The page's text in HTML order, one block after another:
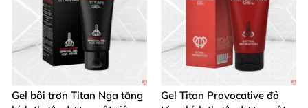
Gel bôi trơn Titan Nga tăng
Gel Titan Provocative đỏ